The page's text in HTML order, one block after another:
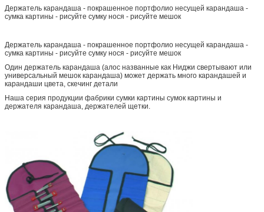
Держатель карандаша - покрашенное портфолио несущей карандаша -
сумка картины - рисуйте сумку нося - рисуйте мешок
Держатель карандаша - покрашенное портфолио несущей карандаша -
сумка картины - рисуйте сумку нося - рисуйте мешок
Один держатель карандаша (алос названные как Ниджи свертывают или
универсальный мешок карандаша) может держать много карандашей и
карандаши цвета, скечинг детали
Наша серия продукции фабрики сумки картины сумок картины и
держателя карандаша, держателей щетки.